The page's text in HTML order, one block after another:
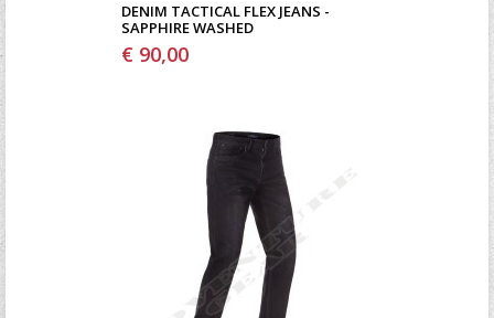
DENIM TACTICAL FLEX JEANS -
SAPPHIRE WASHED
€ 90,00